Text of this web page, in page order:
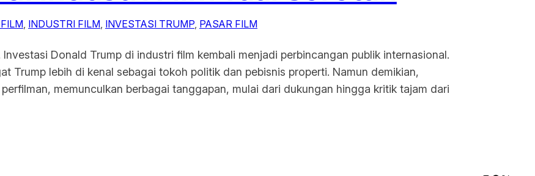
, INDUSTRI FILM, INVESTASI TRUMP, PASAR FILM
Donald Trump di industri film kembali menjadi perbincangan publik internasional.
Trump lebih di kenal sebagai tokoh politik dan pebisnis properti. Namun demikian,
memunculkan berbagai tanggapan, mulai dari dukungan hingga kritik tajam dari